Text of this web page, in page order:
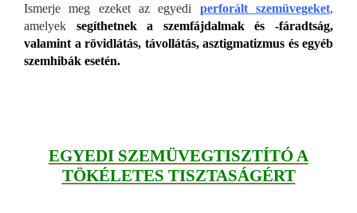
Ismerje meg ezeket az egyedi perforált szemüvegeket,
amelyek segíthetnek a szemfájdalmak és -fáradtság,
valamint a rövidlátás, távollátás, asztigmatizmus és egyéb
szemhibák esetén.
EGYEDI SZEMÜVEGTISZTÍTÓ A
TÖKÉLETES TISZTASÁGÉRT